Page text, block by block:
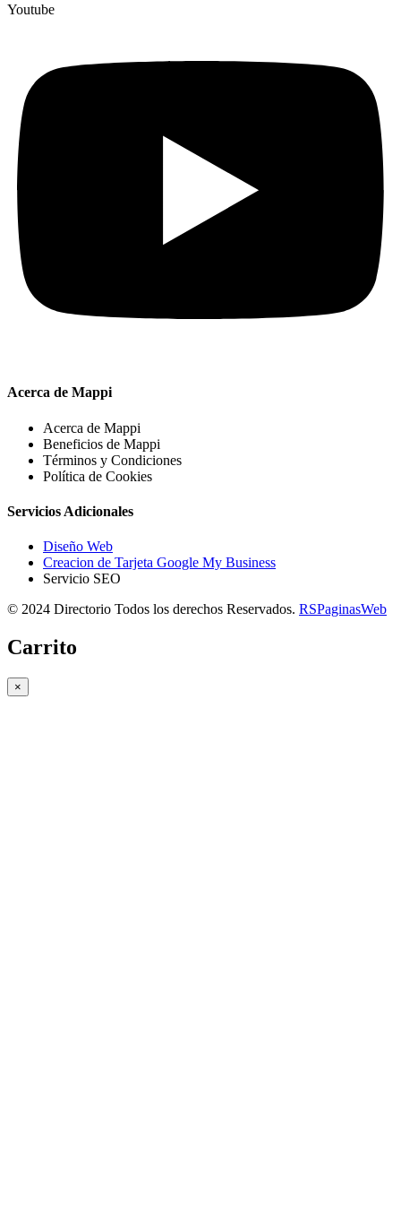
Youtube
Acerca de Mappi
Acerca de Mappi
Beneficios de Mappi
Términos y Condiciones
Política de Cookies
Servicios Adicionales
Diseño Web
Creacion de Tarjeta Google My Business
Servicio SEO
© 2024 Directorio Todos los derechos Reservados. RSPaginasWeb
Carrito
×